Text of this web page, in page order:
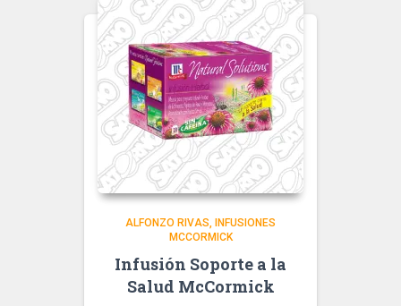
ALFONZO RIVAS
INFUSIONES
MCCORMICK
Infusión Soporte a la
Salud McCormick